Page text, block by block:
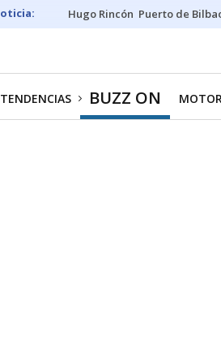
Hugo Rincón Puerto de
TENDENCIAS BUZZ ON